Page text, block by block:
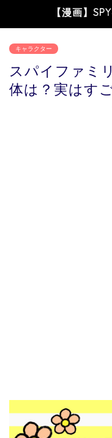
【漫画】
キャラクター
スパイファミ
体は？実はす